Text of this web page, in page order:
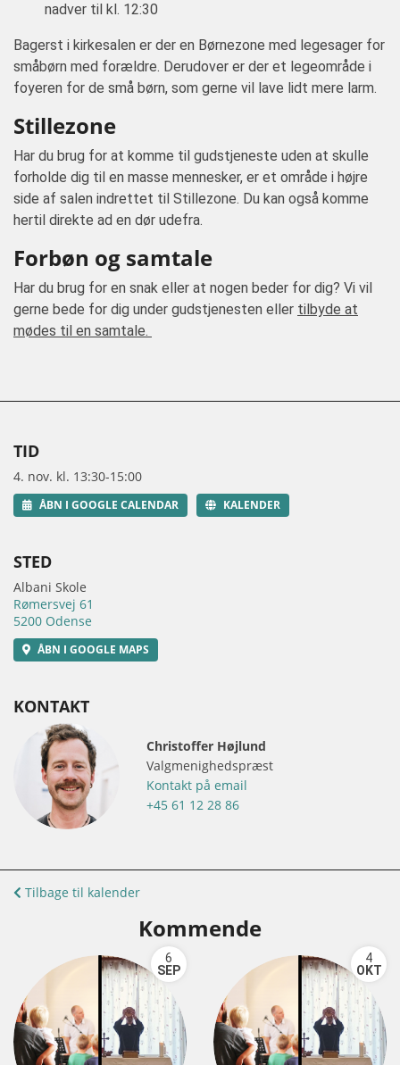
TID
4. nov. kl. 13:30-15:00
ÅBN I GOOGLE CALENDAR KALENDER
STED
Albani Skole
Rømersvej 61
5200 Odense
ÅBN I GOOGLE MAPS
KONTAKT
Christoffer Højlund
Valgmenighedspræst
Kontakt på email
+45 61 12 28 86
nadver til kl. 12:30
Bagerst i kirkesalen er der en Børnezone med legesager for
småbørn med forældre. Derudover er der et legeområde i
foyeren for de små børn, som gerne vil lave lidt mere larm.
Stillezone
Har du brug for at komme til gudstjeneste uden at skulle
forholde dig til en masse mennesker, er et område i højre
side af salen indrettet til Stillezone. Du kan også komme
hertil direkte ad en dør udefra.
Forbøn og samtale
Har du brug for en snak eller at nogen beder for dig? Vi vil
gerne bede for dig under gudstjenesten eller tilbyde at
mødes til en samtale.
Tilbage til kalender
Kommende
6
SEP
4
OKT